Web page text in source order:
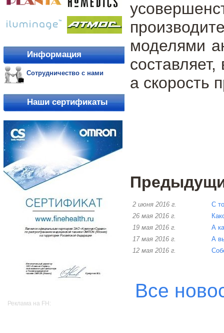
Информация
Сотрудничество с нами
Наши сертификаты
Реклама на FH:
моделями
а скорость
2 июня 2016 г.
С
26 мая 2016 г.
19 мая 2016 г.
А
17 мая 2016 г.
А
12 мая 2016 г.
Все